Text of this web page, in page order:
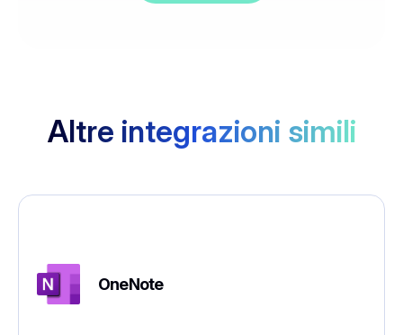
Altre integrazioni simili
OneNote